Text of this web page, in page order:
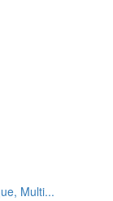
Multi...